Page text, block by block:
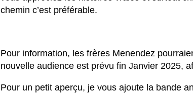
chemin c’est préférable.
Pour information, les frères Menendez
nouvelle audience est prévu fin Janvier 2025,
Pour un petit aperçu, je vous ajoute la bande